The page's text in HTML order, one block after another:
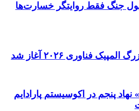
جنگ فقط روایتگر خسارت‌ها
فناوری ۲۰۲۶ آغاز شد
پنجم در اکوسیستم پارادایم